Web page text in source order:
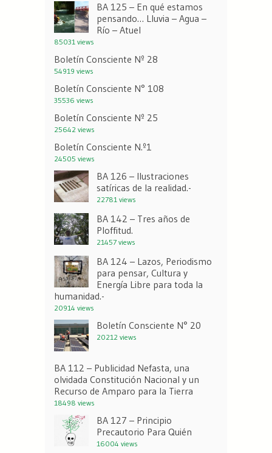
BA 125 – En qué estamos
pensando… Lluvia – Agua –
Río – Atuel
85031 views
Boletín Consciente Nº 28
54919 views
Boletín Consciente N° 108
35536 views
Boletín Consciente Nº 25
25642 views
Boletín Consciente N.º1
24505 views
BA 126 – Ilustraciones
satíricas de la realidad.-
22781 views
BA 142 – Tres años de
Ploffitud.
21457 views
BA 124 – Lazos, Periodismo
para pensar, Cultura y
Energía Libre para toda la
humanidad.-
20914 views
Boletín Consciente N° 20
20212 views
BA 112 – Publicidad Nefasta, una
olvidada Constitución Nacional y un
Recurso de Amparo para la Tierra
18498 views
BA 127 – Principio
Precautorio Para Quién
16004 views